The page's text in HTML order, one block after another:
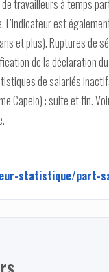
travailleurs à temps
L’indicateur est
et plus). Ruptures de
de la déclaration
de salariés
Capelo) : suite et fin.
statistique/part-